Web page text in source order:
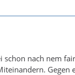
nach nem